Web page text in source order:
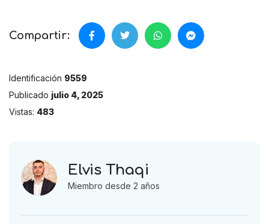
Compartir:
Identificación 9559
Publicado julio 4, 2025
Vistas: 483
Elvis Thaqi
Miembro desde 2 años